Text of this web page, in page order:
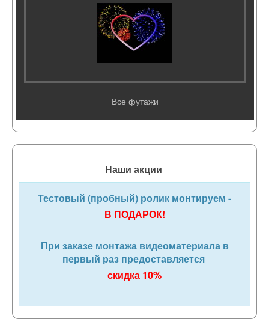
Все футажи
Наши акции
Тестовый (пробный) ролик монтируем -
В ПОДАРОК!
При заказе монтажа видеоматериала в
первый раз предоставляется
скидка 10%